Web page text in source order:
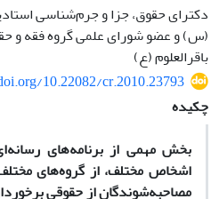
دکترای حقوق، جزا و جرم‌شناسی
(س) و عضو شورای علمی گروه فقه و
باقرالعلوم (ع)
10.22082/cr.2010.23793
چکیده
بخش مهمی از برنامه‌های
اشخاص مختلف، از گروه‌های
مصاحبه‌شوندگان از حقوقی